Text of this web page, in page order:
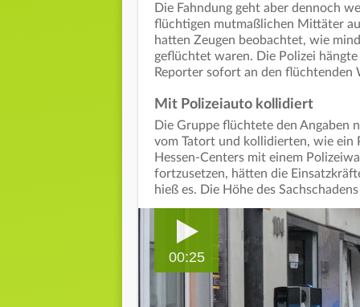
Die Fahndung geht aber dennoch
flüchtigen mutmaßlichen Mittäter
hatten Zeugen beobachtet, wie
geflüchtet waren. Die Polizei
Reporter sofort an den flüchtenden
Mit Polizeiauto kollidiert
Die Gruppe flüchtete den Angaben
vom Tatort und kollidierten, wie ein
Hessen-Centers mit einem
fortzusetzen, hätten die
hieß es. Die Höhe des
00:25